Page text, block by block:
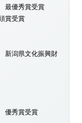
最優秀賞受賞
賞受賞
新潟県文化振興財
優秀賞受賞